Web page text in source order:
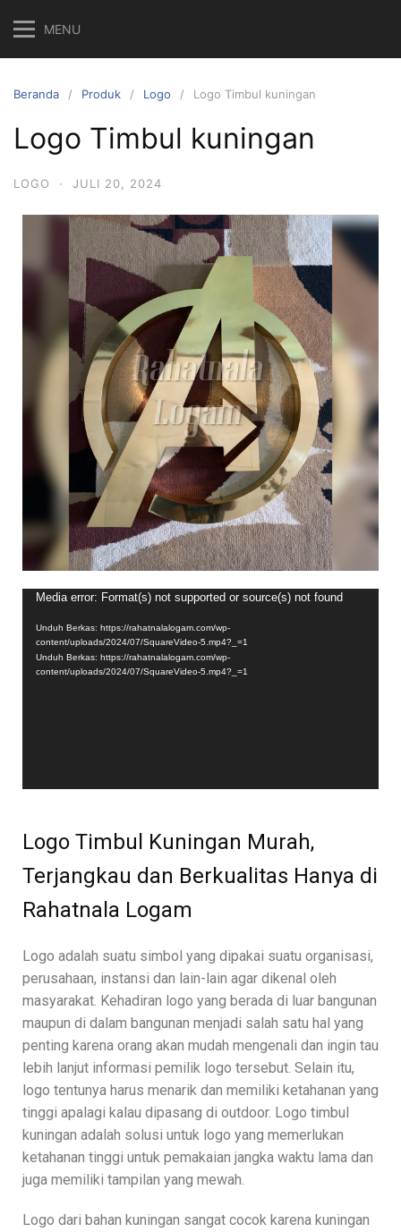
MENU
Beranda Produk Logo Logo Timbul kuningan
Logo Timbul kuningan
LOGO · JULI 20, 2024
Pemutar
Video
Media error: Format(s) not supported or source(s) not found
Unduh Berkas: https://rahatnalalogam.com/wp-
content/uploads/2024/07/SquareVideo-5.mp4?_=1
Unduh Berkas: https://rahatnalalogam.com/wp-
content/uploads/2024/07/SquareVideo-5.mp4?_=1
Logo Timbul Kuningan Murah,
Terjangkau dan Berkualitas Hanya di
Rahatnala Logam
Logo adalah suatu simbol yang dipakai suatu organisasi,
perusahaan, instansi dan lain-lain agar dikenal oleh
masyarakat. Kehadiran logo yang berada di luar bangunan
maupun di dalam bangunan menjadi salah satu hal yang
penting karena orang akan mudah mengenali dan ingin tau
lebih lanjut informasi pemilik logo tersebut. Selain itu,
logo tentunya harus menarik dan memiliki ketahanan yang
tinggi apalagi kalau dipasang di outdoor. Logo timbul
kuningan adalah solusi untuk logo yang memerlukan
ketahanan tinggi untuk pemakaian jangka waktu lama dan
juga memiliki tampilan yang mewah.
Logo dari bahan kuningan sangat cocok karena kuningan